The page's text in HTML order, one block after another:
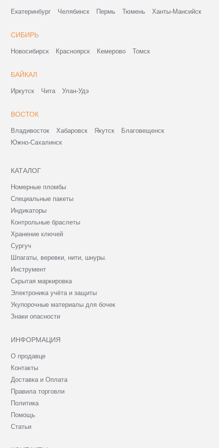
Екатеринбург Челябинск Пермь Тюмень Ханты-Мансийск
СИБИРЬ
Новосибирск Красноярск Кемерово Томск
БАЙКАЛ
Иркутск Чита Улан-Удэ
ВОСТОК
Владивосток Хабаровск Якутск
Благовещенск
Южно-Сахалинск
КАТАЛОГ
Номерные пломбы
Специальные пакеты
Индикаторы
Контрольные браслеты
Хранение ключей
Сургуч
Шпагаты, веревки, нити, шнуры.
Инструмент
Скрытая маркировка
Электроника учёта и защиты
Укупорочные материалы для бочек
Знаки опасности
ИНФОРМАЦИЯ
О продавце
Контакты
Доставка и Оплата
Правила торговли
Политика
Помощь
Статьи